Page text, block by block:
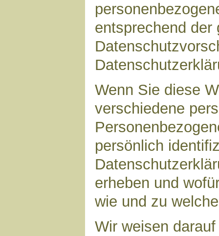
entsprechend der
Wenn Sie diese
verschiedene
persönlich
erheben und
wie und zu
Wir weisen